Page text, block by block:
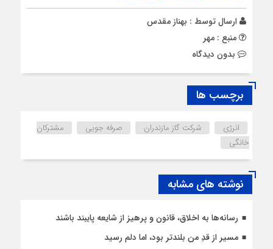
ارسال توسط : بهناز مقدس
منبع : مهر
بدون دیدگاه
برچسب ها
انرژی شرکت گاز مازندران صرفه جویی
مشترکان
خانگی
نوشته های مشابه
رسانه‌ها به اخلاق، قانون و پرهیز از شایعه پایبند باشند
مسیر از قدِ من بلندتر بود، اما دلم رسید